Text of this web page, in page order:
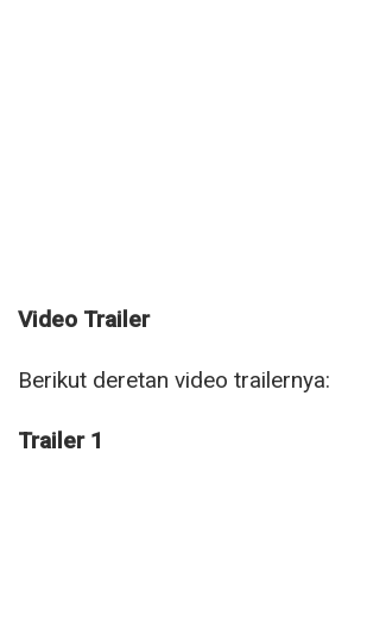
Video Trailer
Berikut deretan video trailernya:
Trailer 1